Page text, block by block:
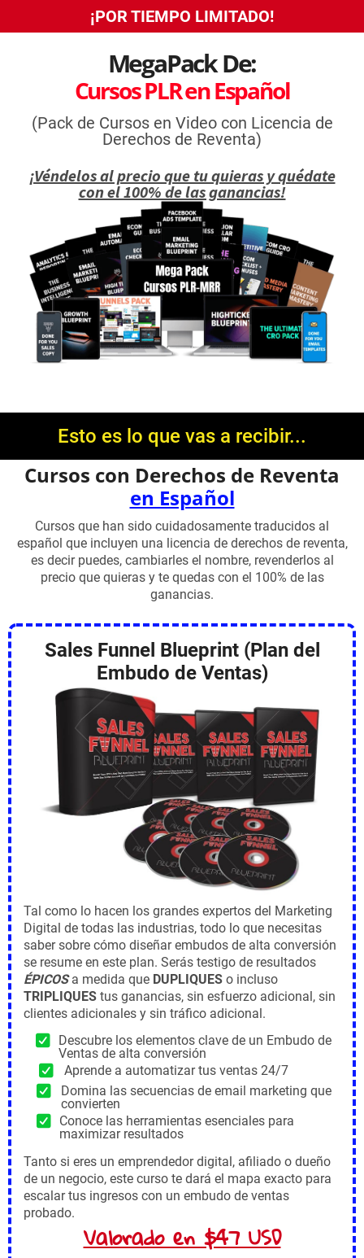
¡POR TIEMPO LIMITADO!
MegaPack De:
Cursos PLR en Español
(Pack de Cursos en Video con Licencia de
Derechos de Reventa)
¡Véndelos al precio que tu quieras y quédate
con el 100% de las ganancias!
Esto es lo que vas a recibir...
Cursos con Derechos de Reventa
en Español
Cursos que han sido cuidadosamente traducidos al
español que incluyen una licencia de derechos de reventa,
es decir puedes, cambiarles el nombre, revenderlos al
precio que quieras y te quedas con el 100% de las
ganancias.
Sales Funnel Blueprint (Plan del
Embudo de Ventas)
Tal como lo hacen los grandes expertos del Marketing
Digital de todas las industrias, todo lo que necesitas
saber sobre cómo diseñar embudos de alta conversión
se resume en este plan. Serás testigo de resultados
ÉPICOSa medida que DUPLIQUES o incluso
TRIPLIQUES tus ganancias, sin esfuerzo adicional, sin
clientes adicionales y sin tráfico adicional.
Descubre los elementos clave de un Embudo de
Ventas de alta conversión
Aprende a automatizar tus ventas 24/7
Domina las secuencias de email marketing que
convierten
Conoce las herramientas esenciales para
maximizar resultados
Tanto si eres un emprendedor digital, afiliado o dueño
de un negocio, este curso te dará el mapa exacto para
escalar tus ingresos con un embudo de ventas
probado.
Valorado en $47 USD